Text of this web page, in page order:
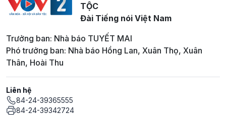
TỘC
Đài Tiếng nói Việt Nam
Trưởng ban: Nhà báo TUYẾT MAI
Phó trưởng ban: Nhà báo Hồng Lan, Xuân Thọ, Xuân
Thân, Hoài Thu
Liên hệ
84-24-39365555
84-24-39342724